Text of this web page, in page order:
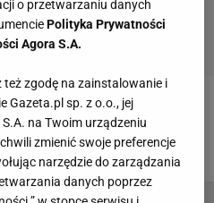
Mateusza Masternaka.
w miarę bezpiecznie"
o przetwarzaniu danych
Polityka Prywatności
Agora S.A.
też zgodę na zainstalowanie i
Gazeta.pl sp. z o.o., jej
na Twoim urządzeniu
zmienić swoje preferencje
narzędzie do zarządzania
danych poprzez